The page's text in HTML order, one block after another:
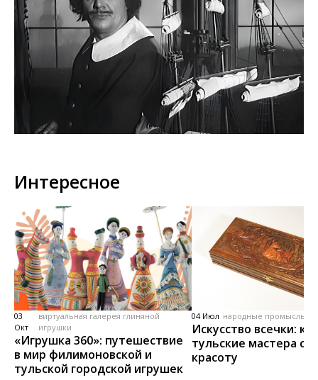
Интересное
03
Окт
виртуальная галерея глиняной
игрушки
«Игрушка 360»: путешествие
в мир филимоновской и
тульской городской игрушек
04 Июл народные промыслы,
Искусство всечки: как
тульские мастера
красоту